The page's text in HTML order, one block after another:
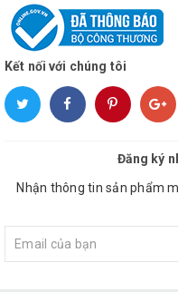
Kết nối với chúng tôi
Đăng ký
Nhận thông tin sản phẩm